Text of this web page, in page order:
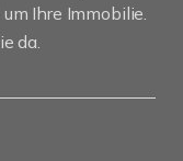
Ihre Immobilie.
da.